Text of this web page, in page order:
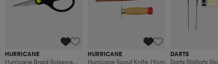
HURRICANE
Hurricane Braid Scissors
HURRICANE
Hurricane Scout Knife 19cm
DARTS
Darts Ståltafs